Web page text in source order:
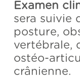
Examen
sera suivie
posture,
vertébrale,
ostéo-
crânienne.